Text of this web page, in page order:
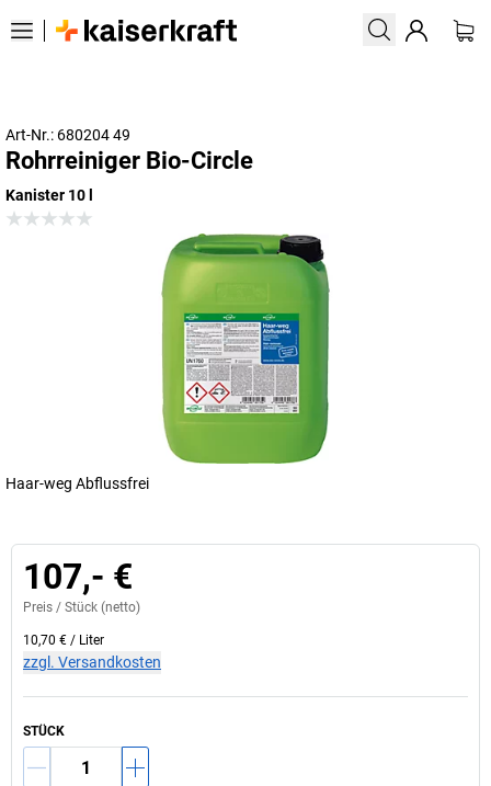
Art-Nr.: 680204 49
Rohrreiniger Bio-Circle
Kanister 10 l
Haar-weg Abflussfrei
107,- €
Preis / Stück (netto)
10,70 € / Liter
zzgl. Versandkosten
STÜCK